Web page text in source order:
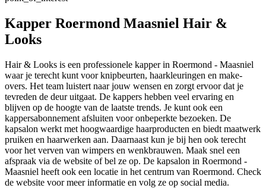
Kapper Roermond Maasniel Hair &
Looks
Hair & Looks is een professionele kapper in Roermond - Maasniel
waar je terecht kunt voor knipbeurten, haarkleuringen en make-
overs. Het team luistert naar jouw wensen en zorgt ervoor dat je
tevreden de deur uitgaat. De kappers hebben veel ervaring en
blijven op de hoogte van de laatste trends. Je kunt ook een
kappersabonnement afsluiten voor onbeperkte bezoeken. De
kapsalon werkt met hoogwaardige haarproducten en biedt maatwerk
pruiken en haarwerken aan. Daarnaast kun je bij hen ook terecht
voor het verven van wimpers en wenkbrauwen. Maak snel een
afspraak via de website of bel ze op. De kapsalon in Roermond -
Maasniel heeft ook een locatie in het centrum van Roermond. Check
de website voor meer informatie en volg ze op social media.